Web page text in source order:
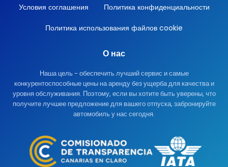
Условия соглашения Политика конфиденциальности
Политика использования файлов cookie
О нас
Наша цель - обеспечить лучший сервис и самые
конкурентоспособные цены на аренду без ущерба для качества и
уровня обслуживания. Поэтому, если вы хотите быть уверены, что
получите лучшее предложение для вашего отпуска, забронируйте
автомобиль у нас сегодня.